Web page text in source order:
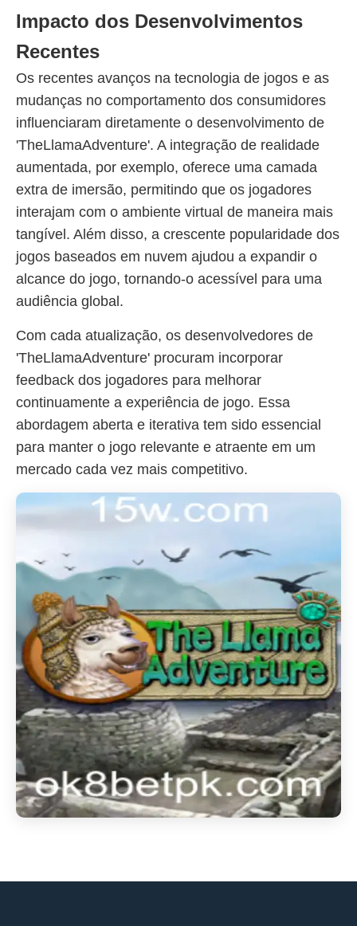
Impacto dos Desenvolvimentos
Recentes
Os recentes avanços na tecnologia de jogos e as
mudanças no comportamento dos consumidores
influenciaram diretamente o desenvolvimento de
'TheLlamaAdventure'. A integração de realidade
aumentada, por exemplo, oferece uma camada
extra de imersão, permitindo que os jogadores
interajam com o ambiente virtual de maneira mais
tangível. Além disso, a crescente popularidade dos
jogos baseados em nuvem ajudou a expandir o
alcance do jogo, tornando-o acessível para uma
audiência global.
Com cada atualização, os desenvolvedores de
'TheLlamaAdventure' procuram incorporar
feedback dos jogadores para melhorar
continuamente a experiência de jogo. Essa
abordagem aberta e iterativa tem sido essencial
para manter o jogo relevante e atraente em um
mercado cada vez mais competitivo.